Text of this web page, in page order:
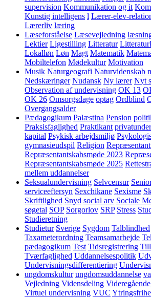
supervision Kommunikation og it
Kunstig intelligens l Lærer-elev-
Lærerliv læring
Læseforståelse Læsevejledning
Lektier Ligestilling Litteratur
Lokalløn Løn Magt Matematik
Mobiltelefon Mødekultur Motivation
Musik Naturgeografi Naturvidenskab
Nedskæringer Nudansk Ny lærer Nyt
Observation af undervisning OK 13
OK 26 Omsorgsdage optag Ordblind
Overgangsalder
Pædagogikum Palæstina Pension
Praksisfaglighed Praktikant
kapital Psykisk arbejdsmiljø
gymnasieudspil Religion
Repræsentantskabsmøde 2023
Repræsentantskabsmøde 2025
mellem uddannelser
Seksualundervisning Selvcensur
serviceeftersyn Sexchikane Sexisme
Skriftlighed Snyd social arv Sociale
søgetal SOP Sorgorlov SRP Stress
Studieretning
Studietur Sverige Sygdom Talblindhed
Taxameterordning Teamsamarbejde
pædagogikum Test Tidsregistrering
Tværfaglighed Uddannelsespolitik
Undervisningsdifferentiering
ungdomskultur ungdomsuddannelse
Vejledning Vidensdeling
Virtuel undervisning VUC